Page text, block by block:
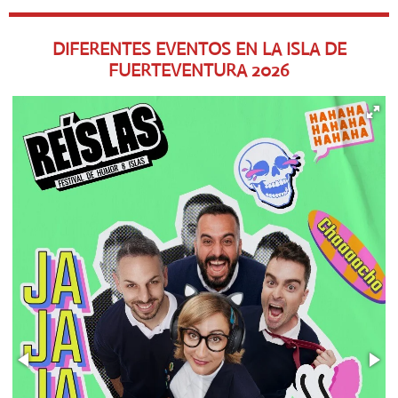
DIFERENTES EVENTOS EN LA ISLA DE
FUERTEVENTURA2026